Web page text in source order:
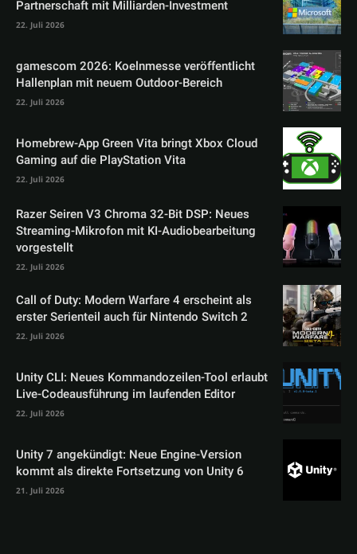
Partnerschaft mit Milliarden-Investment
22. Juli 2026
gamescom 2026: Koelnmesse veröffentlicht
Hallenplan mit neuem Outdoor-Bereich
22. Juli 2026
Homebrew-App Green Vita bringt Xbox Cloud
Gaming auf die PlayStation Vita
22. Juli 2026
Razer Seiren V3 Chroma 32-Bit DSP: Neues
Streaming-Mikrofon mit KI-Audiobearbeitung
vorgestellt
22. Juli 2026
Call of Duty: Modern Warfare 4 erscheint als
erster Serienteil auch für Nintendo Switch 2
22. Juli 2026
Unity CLI: Neues Kommandozeilen-Tool erlaubt
Live-Codeausführung im laufenden Editor
22. Juli 2026
Unity 7 angekündigt: Neue Engine-Version
kommt als direkte Fortsetzung von Unity 6
21. Juli 2026